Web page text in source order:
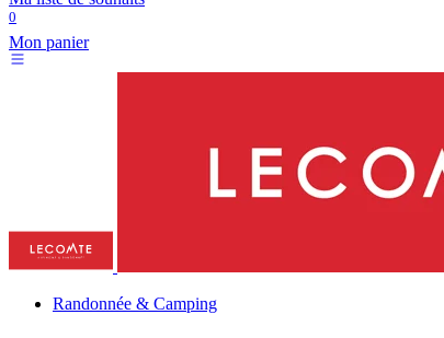
0
Mon panier
Randonnée & Camping